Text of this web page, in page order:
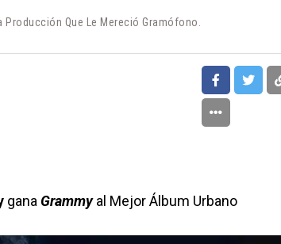
Producción Que Le Mereció Gramófono.
gana Grammyal Mejor Álbum Urbano